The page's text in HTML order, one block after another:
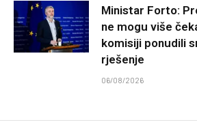
Ministar Forto:
ne mogu više
komisiji ponudili
rješenje
06/08/2026